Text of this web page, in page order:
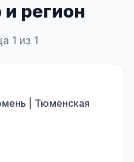
регион
1 из 1
| Тюменская